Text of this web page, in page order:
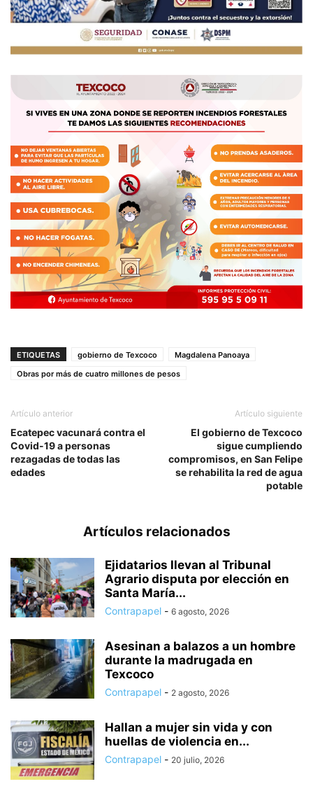
ETIQUETAS gobierno de Texcoco
Magdalena Panoaya
Obras por más de cuatro millones de pesos
Artículo anterior
Ecatepec vacunará contra el
Covid-19 a personas
rezagadas de todas las
edades
Artículo siguiente
El gobierno de Texcoco
sigue cumpliendo
compromisos, en San Felipe
se rehabilita la red de agua
potable
Artículos relacionados
Ejidatarios llevan al Tribunal
Agrario disputa por elección en
Santa María...
Contrapapel - 6 agosto, 2026
Asesinan a balazos a un hombre
durante la madrugada en
Texcoco
Contrapapel - 2 agosto, 2026
Hallan a mujer sin vida y con
huellas de violencia en...
Contrapapel - 20 julio, 2026